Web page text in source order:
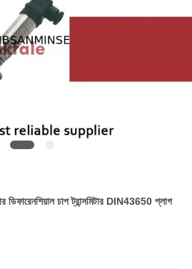
চাপ ট্রান্সমিটার DIN43650 প্লাগ